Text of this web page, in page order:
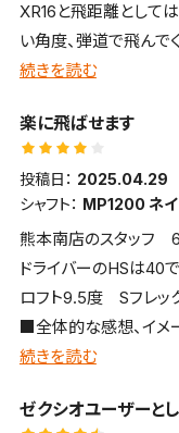
XR16と飛距離として
い角度、弾道で飛んで
芯を外しても大きなミ
は満足しています。
続きを読む
楽に飛ばせます
投稿日： 2025.04.29
シャフト： MP1200 ネイ
熊本南店のスタッフ
ドライバーのHSは40で
ロフト9.5度 Sフレッ
■全体的な感想、イメ
硬質な打感・打音で前
ロースピンで距離を稼
続きを読む
ゼクシオユーザーと